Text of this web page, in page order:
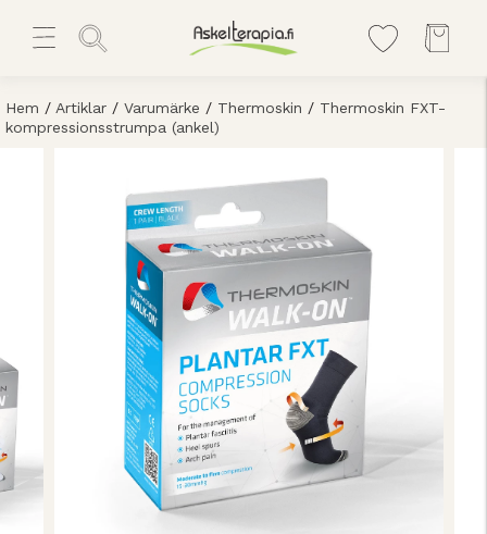
Hem / Artiklar / Varumärke / Thermoskin / Thermoskin FXT-
kompressionsstrumpa (ankel)